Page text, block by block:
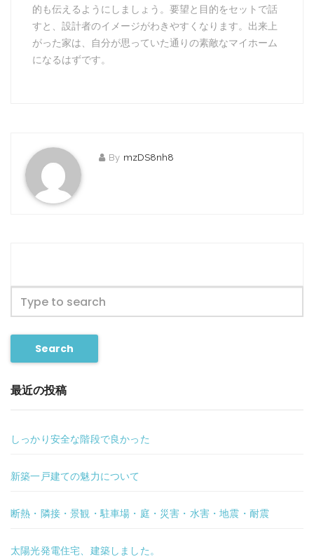
的も伝えるようにしましょう。要望と目的をセットで話
すと、設計者のイメージがわきやすくなります。出来上
がった家は、自分が思っていた通りの素敵なマイホーム
になるはずです。
By mzDS8nh8
Search
最近の投稿
しっかり安全な階段で良かった
新築一戸建ての魅力について
断熱・隣接・景観・駐車場・庭・災害・水害・地震・耐震
太陽光発電住宅、建築しました。